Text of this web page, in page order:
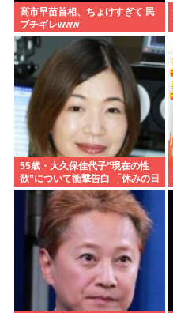
高市早苗首相、ちょけすぎて 民
ブチギレwww
55歳・大久保佳代子”現在の性
欲”について衝撃告白 「休みの日
とかそうだね、だいたい…」